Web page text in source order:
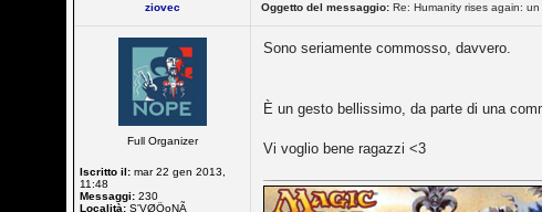
ziovec Oggetto del messaggio: Re: Humanity rises again:
Full Organizer
Iscritto il: mar 22 gen 2013,
11:48
Messaggi: 230
Località: S'VØÖoNÃ
Sono seriamente commosso, davvero.
È un gesto bellissimo, da parte di una
Vi voglio bene ragazzi <3